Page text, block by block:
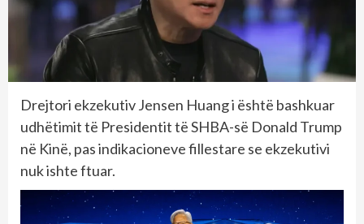
Drejtori ekzekutiv Jensen Huang i është bashkuar
udhëtimit të Presidentit të SHBA-së Donald Trump
në Kinë, pas indikacioneve fillestare se ekzekutivi
nuk ishte ftuar.